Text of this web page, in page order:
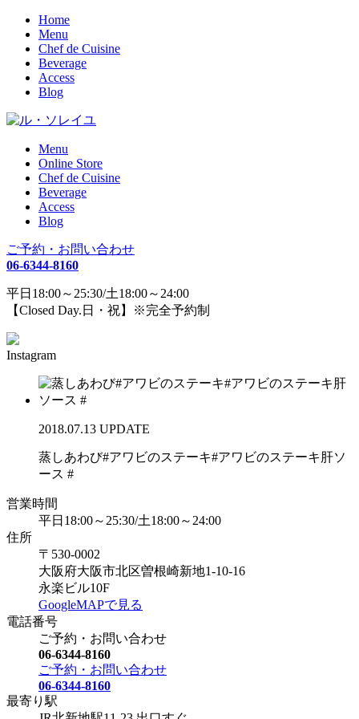
Home
Menu
Chef de Cuisine
Beverage
Access
Blog
Menu
Online Store
Chef de Cuisine
Beverage
Access
Blog
ご予約・お問い合わせ
06-6344-8160
平日18:00～25:30/土18:00～24:00
【Closed Day.日・祝】※完全予約制
Instagram
2018.07.13 UPDATE
蒸しあわび#アワビのステーキ#アワビのステーキ肝ソ
ース #
営業時間
平日18:00～25:30/土18:00～24:00
住所
〒530-0002
大阪府大阪市北区曽根崎新地1-10-16
永楽ビル10F
GoogleMAPで見る
電話番号
ご予約・お問い合わせ
06-6344-8160
ご予約・お問い合わせ
06-6344-8160
最寄り駅